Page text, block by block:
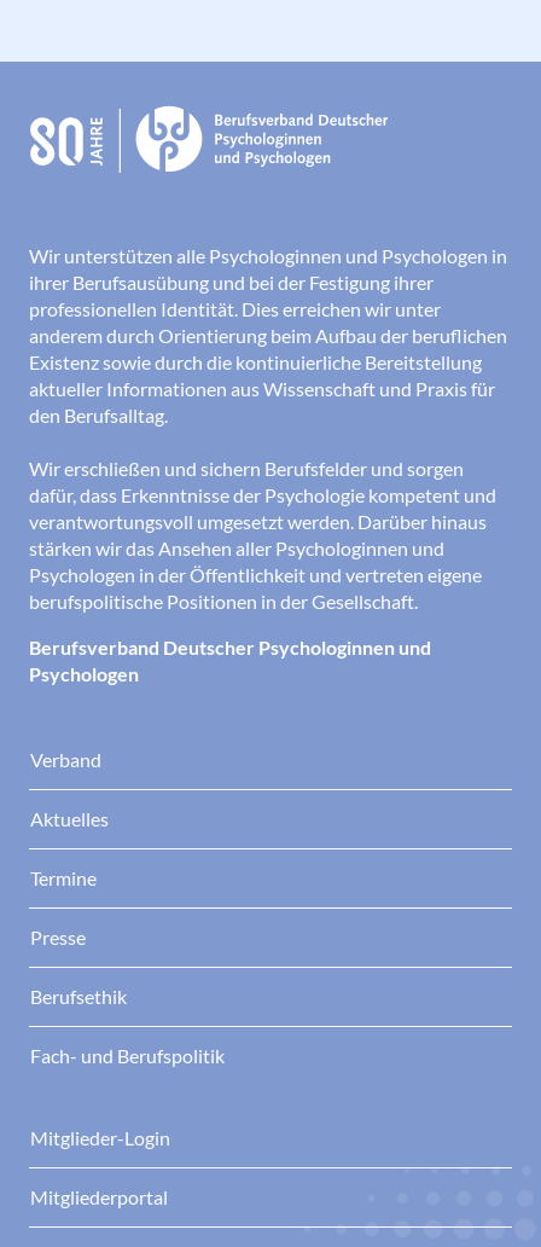
Wir unterstützen alle Psychologinnen und Psychologen in
ihrer Berufsausübung und bei der Festigung ihrer
professionellen Identität. Dies erreichen wir unter
anderem durch Orientierung beim Aufbau der beruflichen
Existenz sowie durch die kontinuierliche Bereitstellung
aktueller Informationen aus Wissenschaft und Praxis für
den Berufsalltag.
Wir erschließen und sichern Berufsfelder und sorgen
dafür, dass Erkenntnisse der Psychologie kompetent und
verantwortungsvoll umgesetzt werden. Darüber hinaus
stärken wir das Ansehen aller Psychologinnen und
Psychologen in der Öffentlichkeit und vertreten eigene
berufspolitische Positionen in der Gesellschaft.
Berufsverband Deutscher Psychologinnen und
Psychologen
Verband
Aktuelles
Termine
Presse
Berufsethik
Fach- und Berufspolitik
Mitglieder-Login
Mitgliederportal